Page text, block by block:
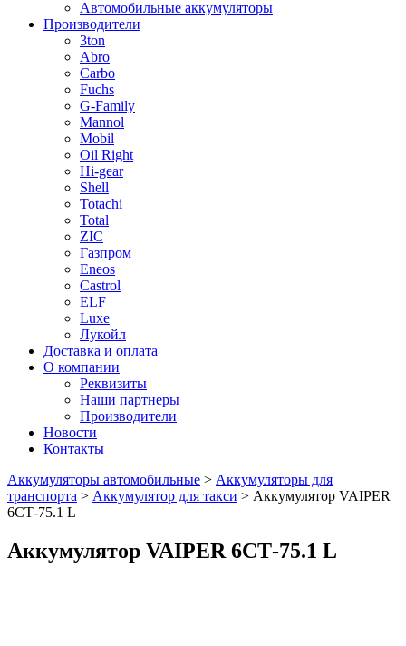
Автомобильные аккумуляторы
Производители
3ton
Abro
Carbo
Fuchs
G-Family
Mannol
Mobil
Oil Right
Hi-gear
Shell
Totachi
Total
ZIC
Газпром
Еneos
Сastrol
ELF
Luxe
Лукойл
Доставка и оплата
О компании
Реквизиты
Наши партнеры
Производители
Новости
Контакты
Аккумуляторы автомобильные > Аккумуляторы для
транспорта > Аккумулятор для такси > Аккумулятор VAIPER
6СТ-75.1 L
Аккумулятор VAIPER 6СТ-75.1 L